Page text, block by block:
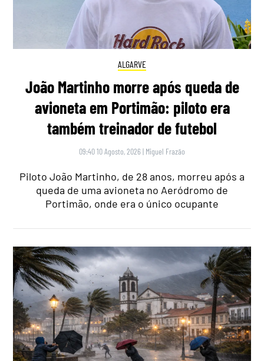
ALGARVE
João Martinho morre após queda de
avioneta em Portimão: piloto era
também treinador de futebol
09:40 10 Agosto, 2026 | Miguel Frazão
Piloto João Martinho, de 28 anos, morreu após a
queda de uma avioneta no Aeródromo de
Portimão, onde era o único ocupante